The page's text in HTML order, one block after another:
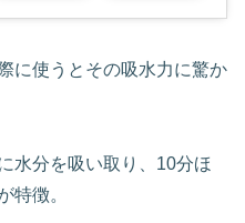
に使うとその吸水力に驚か
水分を吸い取り、10分ほ
特徴。